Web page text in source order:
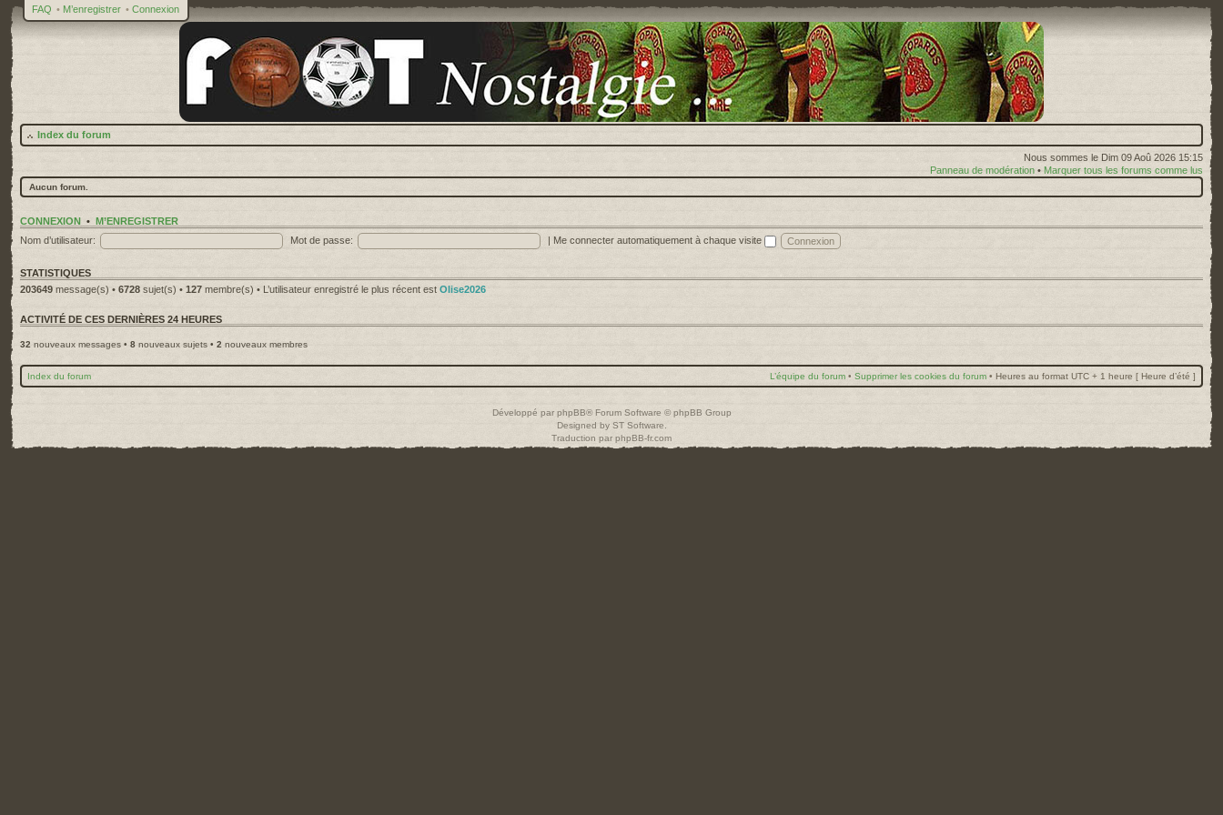
FAQ • M’enregistrer • Connexion
Index du forum
Nous sommes le Dim 09 Aoû 2026 15:15
Panneau de modération • Marquer tous les forums comme lus
Aucun forum.
CONNEXION • M’ENREGISTRER
Nom d’utilisateur:
Mot de passe: | Me connecter automatiquement à chaque visite
STATISTIQUES
203649 message(s) • 6728 sujet(s) • 127 membre(s) • L’utilisateur enregistré le plus récent est Olise2026
ACTIVITÉ DE CES DERNIÈRES 24 HEURES
32 nouveaux messages • 8 nouveaux sujets • 2 nouveaux membres
Index du forum L’équipe du forum • Supprimer les cookies du forum • Heures au format UTC + 1 heure [ Heure d’été ]
Développé par phpBB® Forum Software © phpBB Group
Designed by ST Software
Traduction par phpBB-fr.com